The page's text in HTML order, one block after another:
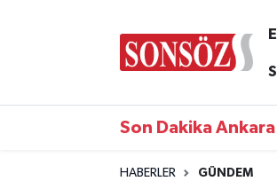
Son Dakika
HABERLER GÜNDEM
Ankara Nöbetçi Eczaneler